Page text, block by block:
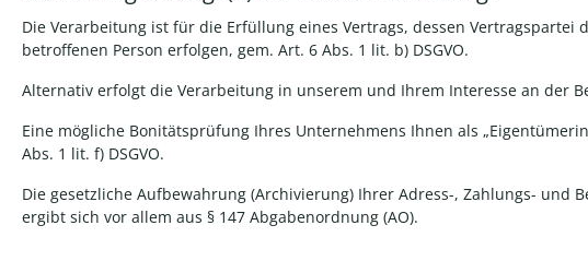
Die Verarbeitung ist für die Erfüllung eines Vertrags, dessen
betroffenen Person erfolgen, gem. Art. 6 Abs. 1 lit. b) DSGVO.
Alternativ erfolgt die Verarbeitung in unserem und Ihrem Interesse an der
Eine mögliche Bonitätsprüfung Ihres Unternehmens Ihnen als
Abs. 1 lit. f) DSGVO.
Die gesetzliche Aufbewahrung (Archivierung) Ihrer Adress-, Zahlungs- und
ergibt sich vor allem aus § 147 Abgabenordnung (AO).